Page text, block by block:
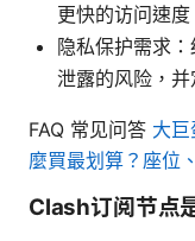
更快的访问速度
隐私保护需求
泄露的风险，
FAQ 常见问答 大
麼買最划算？座位
Clash订阅节点